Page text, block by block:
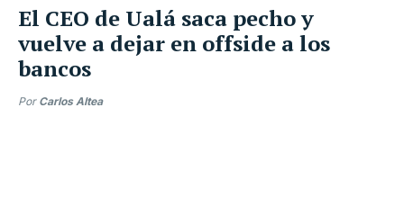
El CEO de Ualá saca pecho y
vuelve a dejar en offside a los
bancos
Por Carlos Altea